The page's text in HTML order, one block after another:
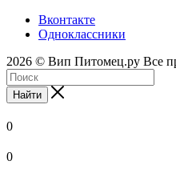
Вконтакте
Одноклассники
2026 © Вип Питомец.ру Все
Найти
0
0